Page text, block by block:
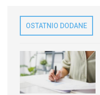
OSTATNIO DODANE